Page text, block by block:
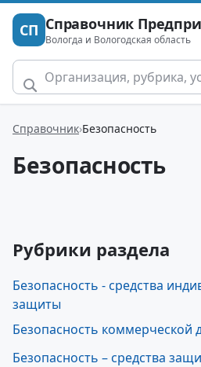
СП Справочник
Вологда и Вологодская область
Справочник Безопасность
Безопасность
Рубрики раздела
Безопасность - средства
защиты
Безопасность коммерческой
Безопасность – средства